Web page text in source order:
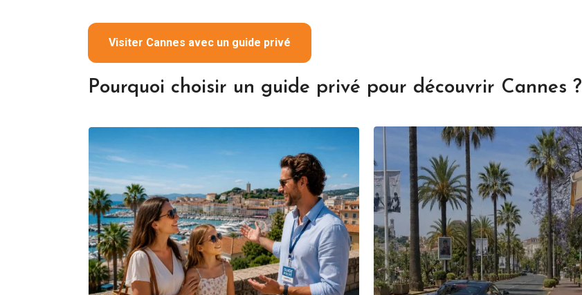
Visiter Cannes avec un guide privé
Pourquoi choisir un guide privé pour découvrir Cannes ?